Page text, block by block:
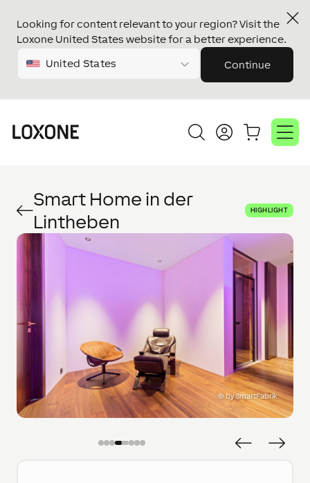
Looking for content relevant to your region? Visit the
Loxone United States website for a better experience.
United States Continue
Smart Home in der
Lintheben
HIGHLIGHT
©by SmartFabrik